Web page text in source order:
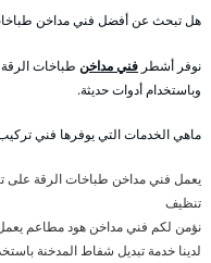
هل تبحث عن أفضل فني مداخن
نوفر أشطر فني مداخن طباخات
وباستخدام أدوات حديثة.
ماهي الخدمات التي يوفرها فني
يعمل فني مداخن طباخات الرقة على
تنظيف
نؤمن لكم فني مداخن هود مطاعم
لدينا خدمة تبديل شفاط المدخنة